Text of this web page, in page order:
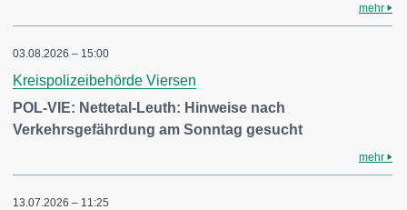
mehr
03.08.2026 – 15:00
Kreispolizeibehörde Viersen
POL-VIE: Nettetal-Leuth: Hinweise nach
Verkehrsgefährdung am Sonntag gesucht
mehr
13.07.2026 – 11:25